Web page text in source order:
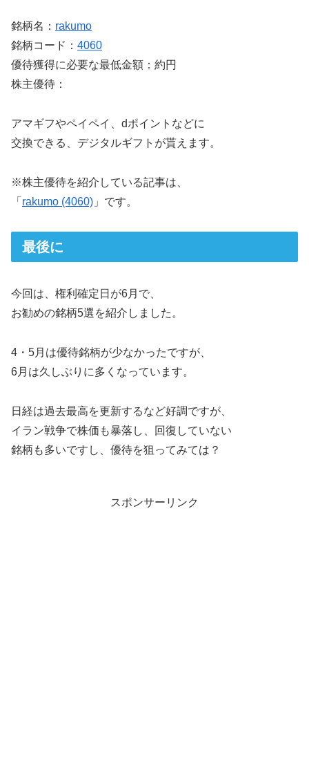
銘柄名： rakumo
銘柄コード： 4060
優待獲得に必要な最低金額：約円
株主優待：
アマギフやペイペイ、dポイントなどに
交換できる、デジタルギフトが貰えます。
※株主優待を紹介している記事は、
「 rakumo (4060) 」です。
最後に
今回は、権利確定日が6月で、
お勧めの銘柄5選を紹介しました。
4・5月は優待銘柄が少なかったですが、
6月は久しぶりに多くなっています。
日経は過去最高を更新するなど好調ですが、
イラン戦争で株価も暴落し、回復していない
銘柄も多いですし、優待を狙ってみては？
スポンサーリンク